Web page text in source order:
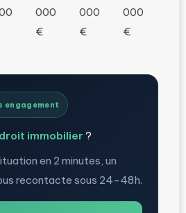
000
€
000
€
000
€
droit immobilier ?
en 2 minutes, un
recontacte sous 24-48h.